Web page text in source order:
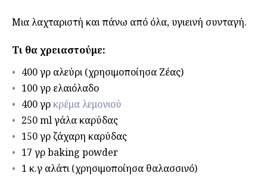
Μια λαχταριστή και πάνω από όλα, υγιεινή συνταγή.
Τι θα χρειαστούμε:
400 γρ αλεύρι (χρησιμοποίησα Ζέας)
100 γρ ελαιόλαδο
400 γρ κρέμα λεμονιού
250 ml γάλα καρύδας
150 γρ ζάχαρη καρύδας
17 γρ baking powder
1 κ.γ αλάτι (χρησιμοποίησα θαλασσινό)